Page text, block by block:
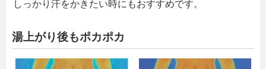
しっかり汗をかきたい時にもおすすめです。
湯上がり後もポカポカ